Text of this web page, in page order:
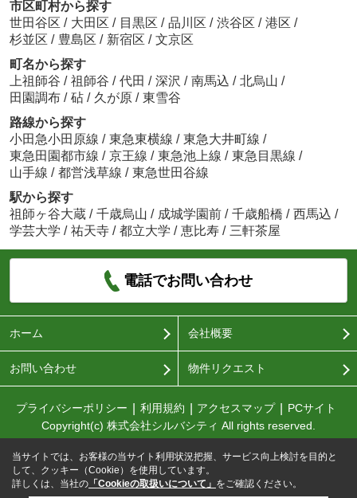
市区町村から探す
世田谷区 / 大田区 / 目黒区 / 品川区 / 渋谷区 / 港区 /
杉並区 / 豊島区 / 新宿区 / 文京区
町名から探す
上祖師谷 / 祖師谷 / 代田 / 深沢 / 南馬込 / 北烏山 /
田園調布 / 砧 / 久が原 / 東雪谷
路線から探す
小田急小田原線 / 東急東横線 / 東急大井町線 /
東急田園都市線 / 京王線 / 東急池上線 / 東急目黒線 /
山手線 / 都営浅草線 / 東急世田谷線
駅から探す
祖師ヶ谷大蔵 / 千歳烏山 / 成城学園前 / 千歳船橋 / 西馬込 /
学芸大学 / 祐天寺 / 都立大学 / 恵比寿 / 三軒茶屋
電話でお問い合わせ
ホーム 会社概要
お問い合わせ 物件リクエスト
プライバシーポリシー 利用規約 アクセスマップ
PCサイト
Copyright(c) 株式会社シルバシティ All rights reserved.
当サイトでは、お客様の当サイト利用状況把握、サービス向上検討を目的と
して、クッキー（Cookie）を使用しています。
詳しくは、当社の 「Cookieの取扱いについて」 をご確認ください。